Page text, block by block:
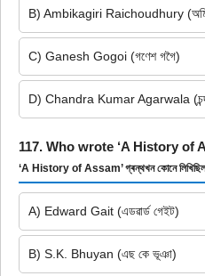
B) Ambikagiri Raichoudhury
C) Ganesh Gogoi (গণেশ গগৈ)
D) Chandra Kumar Agarwala
117. Who wrote ‘A History of
‘A History of Assam’ গ্ৰন্থখন কোনে
A) Edward Gait (এডৱাৰ্ড গেইট)
B) S.K. Bhuyan (এছ কে ভূঞা)